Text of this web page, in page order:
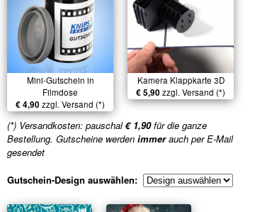
Mini-Gutschein in
Filmdose
€ 4,90 zzgl. Versand (*)
Kamera Klappkarte 3D
€ 5,90 zzgl. Versand (*)
(*) Versandkosten: pauschal€ 1,90für die ganze
Bestellung. Gutscheine werden immerauch per E-Mail
gesendet
Gutschein-Design auswählen: